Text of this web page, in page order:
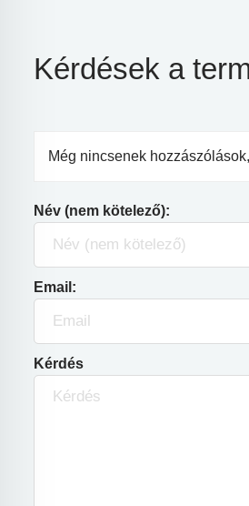
Kérdések a
Még nincsenek
Név (nem kötelező):
Email:
Kérdés